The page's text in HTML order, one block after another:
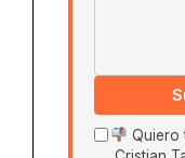
Quiero